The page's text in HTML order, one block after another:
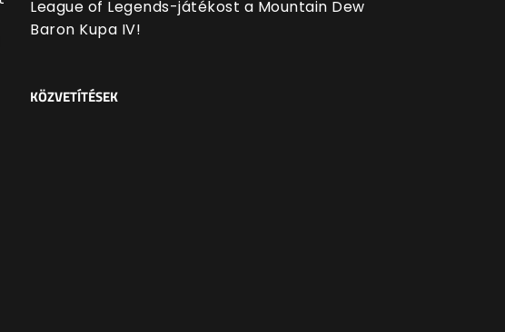
League of Legends-játékost a Mountain Dew
Baron Kupa IV!
KÖZVETÍTÉSEK